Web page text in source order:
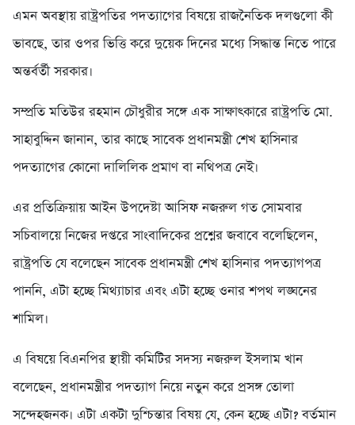
এমন অবস্থায় রাষ্ট্রপতির পদত্যাগের বিষয়ে রাজনৈতিক দলগুলো কী
ভাবছে, তার ওপর ভিত্তি করে দুয়েক দিনের মধ্যে সিদ্ধান্ত নিতে পারে
অন্তর্বর্তী সরকার।
সম্প্রতি মতিউর রহমান চৌধুরীর সঙ্গে এক সাক্ষাৎকারে রাষ্ট্রপতি মো.
সাহাবুদ্দিন জানান, তার কাছে সাবেক প্রধানমন্ত্রী শেখ হাসিনার
পদত্যাগের কোনো দালিলিক প্রমাণ বা নথিপত্র নেই।
এর প্রতিক্রিয়ায় আইন উপদেষ্টা আসিফ নজরুল গত সোমবার
সচিবালয়ে নিজের দপ্তরে সাংবাদিকের প্রশ্নের জবাবে বলেছিলেন,
রাষ্ট্রপতি যে বলেছেন সাবেক প্রধানমন্ত্রী শেখ হাসিনার পদত্যাগপত্র
পাননি, এটা হচ্ছে মিথ্যাচার এবং এটা হচ্ছে ওনার শপথ লঙ্ঘনের
শামিল।
এ বিষয়ে বিএনপির স্থায়ী কমিটির সদস্য নজরুল ইসলাম খান
বলেছেন, প্রধানমন্ত্রীর পদত্যাগ নিয়ে নতুন করে প্রসঙ্গ তোলা
সন্দেহজনক। এটা একটা দুশ্চিন্তার বিষয় যে, কেন হচ্ছে এটা? বর্তমান